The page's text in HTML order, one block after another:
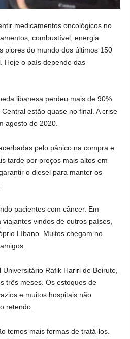
medicamentos oncológicos no
combustível, energia
piores do mundo dos últimos 150
Hoje o país depende das
libanesa perdeu mais de 90%
estão quase no final. A crise
agosto de 2020.
pelo pânico na compra e
tarde por preços mais altos em
o diesel para manter os
pacientes com câncer. Em
vindos de outros países,
Líbano. Muitos chegam no
Rafik Hariri de Beirute,
três meses. Os estoques de
e muitos hospitais não
retendo.
temos mais formas de tratá-los.